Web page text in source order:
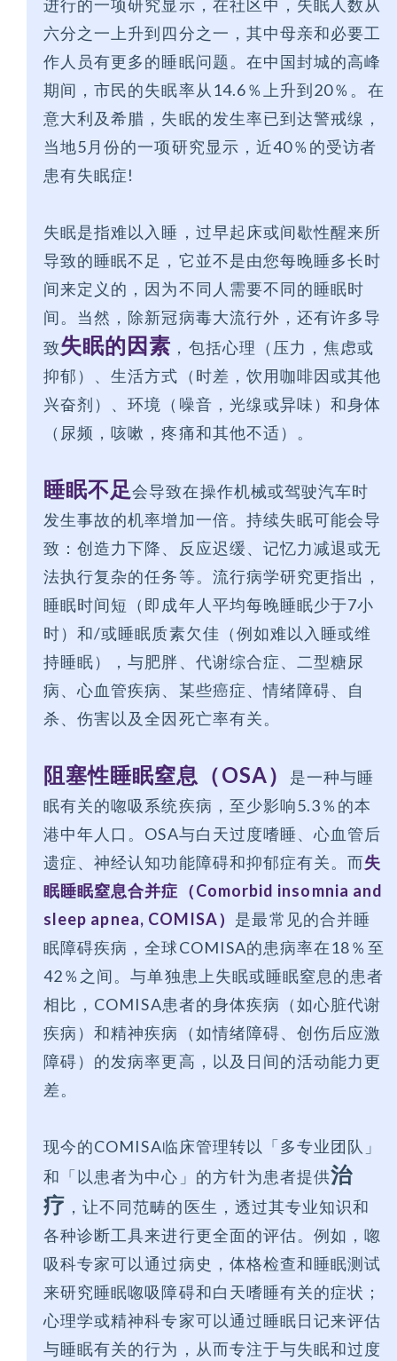
进行的一项研究显示，在社区中，失眠人数从
六分之一上升到四分之一，其中母亲和必要工
作人员有更多的睡眠问题。在中国封城的高峰
期间，市民的失眠率从14.6％上升到20％。在
意大利及希腊，失眠的发生率已到达警戒缐，
当地5月份的一项研究显示，近40％的受访者
患有失眠症!
失眠是指难以入睡，过早起床或间歇性醒来所
导致的睡眠不足，它並不是由您每晚睡多长时
间来定义的，因为不同人需要不同的睡眠时
间。当然，除新冠病毒大流行外，还有许多导
致失眠的因素 ，包括心理（压力，焦虑或
抑郁）、生活方式（时差，饮用咖啡因或其他
兴奋剂）、环境（噪音，光缐或异味）和身体
（尿频，咳嗽，疼痛和其他不适）。
睡眠不足会导致在操作机械或驾驶汽车时
发生事故的机率增加一倍。持续失眠可能会导
致：创造力下降、反应迟缓、记忆力减退或无
法执行复杂的任务等。流行病学研究更指出，
睡眠时间短（即成年人平均每晚睡眠少于7小
时）和/或睡眠质素欠佳（例如难以入睡或维
持睡眠），与肥胖、代谢综合症、二型糖尿
病、心血管疾病、某些癌症、情绪障碍、自
杀、伤害以及全因死亡率有关。
阻塞性睡眠窒息（OSA）
是一种与睡
眠有关的唿吸系统疾病，至少影响5.3％的本
港中年人口。OSA与白天过度嗜睡、心血管后
遗症、神经认知功能障碍和抑郁症有关。而失
眠睡眠窒息合并症（Comorbid insomnia and
sleep apnea, COMISA） 是最常见的合并睡
眠障碍疾病，全球COMISA的患病率在18％至
42％之间。与单独患上失眠或睡眠窒息的患者
相比，COMISA患者的身体疾病（如心脏代谢
疾病）和精神疾病（如情绪障碍、创伤后应激
障碍）的发病率更高，以及日间的活动能力更
差。
现今的COMISA临床管理转以「多专业团队」
和「以患者为中心」的方针为患者提供治
疗 ，让不同范畴的医生，透过其专业知识和
各种诊断工具来进行更全面的评估。例如，唿
吸科专家可以通过病史，体格检查和睡眠测试
来研究睡眠唿吸障碍和白天嗜睡有关的症状；
心理学或精神科专家可以通过睡眠日记来评估
与睡眠有关的行为，从而专注于与失眠和过度